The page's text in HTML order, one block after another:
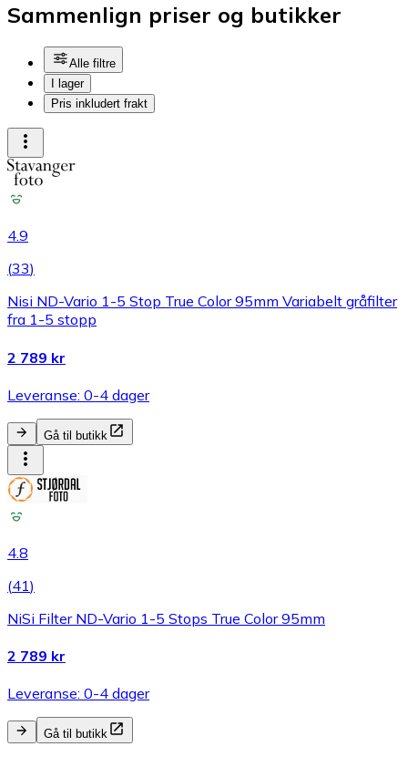
Sammenlign priser og butikker
Alle filtre
I lager
Pris inkludert frakt
4.9
(33)
Nisi ND-Vario 1-5 Stop True Color 95mm Variabelt gråfilter
fra 1-5 stopp
2 789 kr
Leveranse: 0-4 dager
Gå til butikk
4.8
(41)
NiSi Filter ND-Vario 1-5 Stops True Color 95mm
2 789 kr
Leveranse: 0-4 dager
Gå til butikk